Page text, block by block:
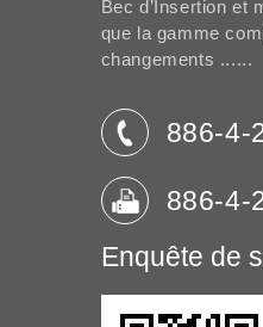
Bec d’Insertion et
que la gamme
changements ......
886-4-
886-4-
Enquête de